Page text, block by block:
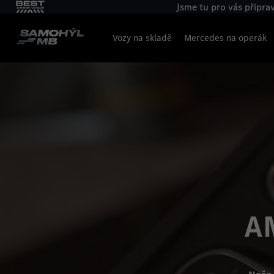
Jsme tu pro vás
Vozy na skladě Mercedes na operák